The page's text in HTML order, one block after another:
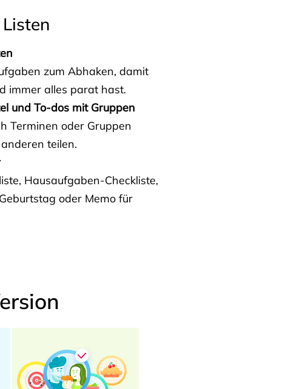
zum Abhaken, damit
immer alles parat hast.
und To-dos mit Gruppen
Terminen oder Gruppen
teilen.
Hausaufgaben-Checkliste,
oder Memo für